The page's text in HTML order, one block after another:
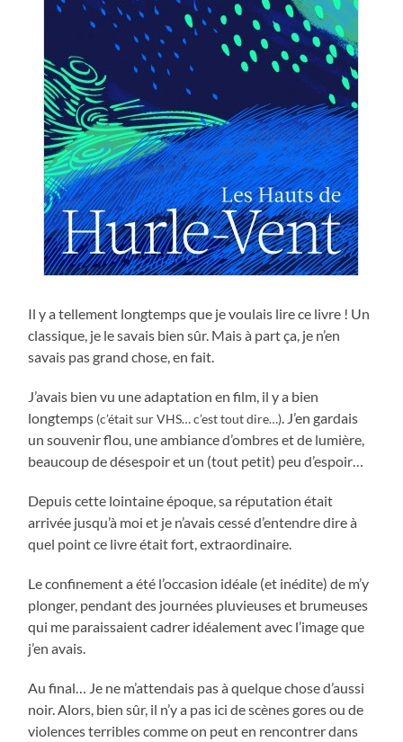
Il y a tellement longtemps que je voulais lire ce livre ! Un
classique, je le savais bien sûr. Mais à part ça, je n’en
savais pas grand chose, en fait.
J’avais bien vu une adaptation en film, il y a bien
longtemps (c’était sur VHS… c’est tout dire…) . J’en gardais
un souvenir flou, une ambiance d’ombres et de lumière,
beaucoup de désespoir et un (tout petit) peu d’espoir…
Depuis cette lointaine époque, sa réputation était
arrivée jusqu’à moi et je n’avais cessé d’entendre dire à
quel point ce livre était fort, extraordinaire.
Le confinement a été l’occasion idéale (et inédite) de m’y
plonger, pendant des journées pluvieuses et brumeuses
qui me paraissaient cadrer idéalement avec l’image que
j’en avais.
Au final… Je ne m’attendais pas à quelque chose d’aussi
noir. Alors, bien sûr, il n’y a pas ici de scènes gores ou de
violences terribles comme on peut en rencontrer dans